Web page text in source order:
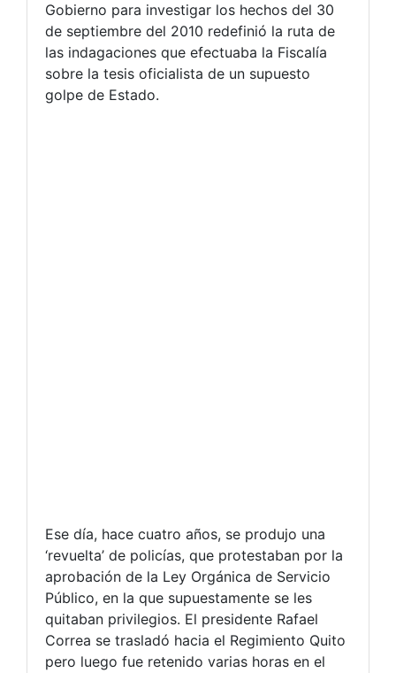
Gobierno para investigar los hechos del 30
de septiembre del 2010 redefinió la ruta de
las indagaciones que efectuaba la Fiscalía
sobre la tesis oficialista de un supuesto
golpe de Estado.
Ese día, hace cuatro años, se produjo una
‘revuelta’ de policías, que protestaban por la
aprobación de la Ley Orgánica de Servicio
Público, en la que supuestamente se les
quitaban privilegios. El presidente Rafael
Correa se trasladó hacia el Regimiento Quito
pero luego fue retenido varias horas en el